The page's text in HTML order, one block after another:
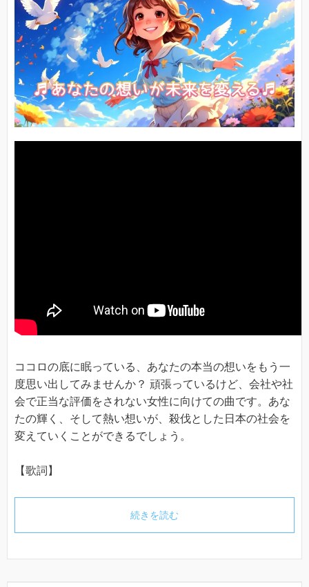
ココロの底に眠っている、あなたの本当の想いをもう一
度思い出してみませんか？ 頑張っているけど、会社や社
会で正当な評価をされない女性に向けての曲です。あな
たの輝く、そして熱い想いが、殺伐とした日本の社会を
変えていくことができるでしょう。
【歌詞】
続きを読む